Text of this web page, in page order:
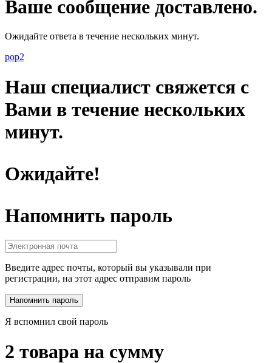
Ваше сообщение доставлено.
Ожидайте ответа в течение нескольких минут.
pop2
Наш специалист свяжется с
Вами в течение нескольких
минут.
Ожидайте!
Напомнить пароль
Введите адрес почты, который вы указывали при
регистрации, на этот адрес отправим пароль
Я вспомнил свой пароль
2 товара на сумму